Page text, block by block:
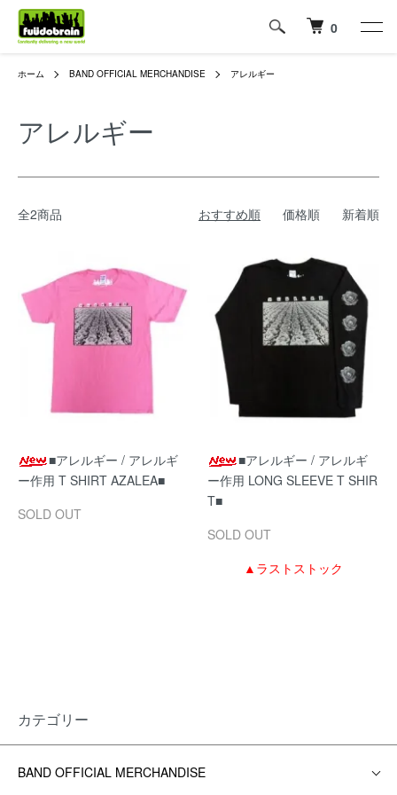
0
ホーム BAND OFFICIAL MERCHANDISE アレルギー
アレルギー
全2商品 おすすめ順 価格順 新着順
■アレルギー / アレルギ
ー作用 T SHIRT AZALEA■
SOLD OUT
■アレルギー / アレルギ
ー作用 LONG SLEEVE T SHIR
T■
SOLD OUT
▲ラストストック
カテゴリー
BAND OFFICIAL MERCHANDISE